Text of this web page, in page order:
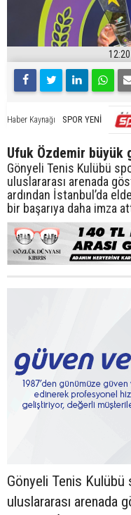
12:20
Haber Kaynağı SPOR YENİ
Ufuk Özdemir büyük
Gönyeli Tenis Kulübü
uluslararası arenada
ardından İstanbul’da
bir başarıya daha imza
Gönyeli Tenis
uluslararası arenada